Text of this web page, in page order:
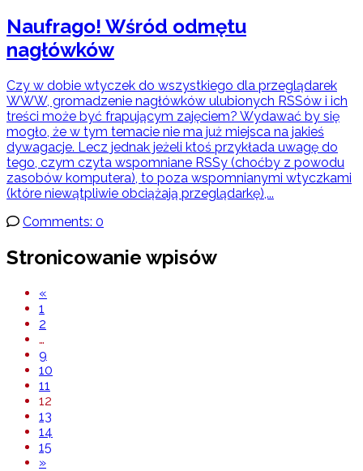
Naufrago! Wśród odmętu
nagłówków
Czy w dobie wtyczek do wszystkiego dla przeglądarek
WWW, gromadzenie nagłówków ulubionych RSSów i ich
treści może być frapującym zajęciem? Wydawać by się
mogło, że w tym temacie nie ma już miejsca na jakieś
dywagacje. Lecz jednak jeżeli ktoś przykłada uwagę do
tego, czym czyta wspomniane RSSy (choćby z powodu
zasobów komputera), to poza wspomnianymi wtyczkami
(które niewątpliwie obciążają przeglądarkę),...
Comments: 0
Stronicowanie wpisów
«
1
2
…
9
10
11
12
13
14
15
»